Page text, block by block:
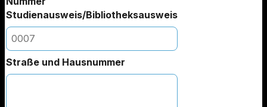
Studienausweis/Bibliotheksausweis
Straße und Hausnummer